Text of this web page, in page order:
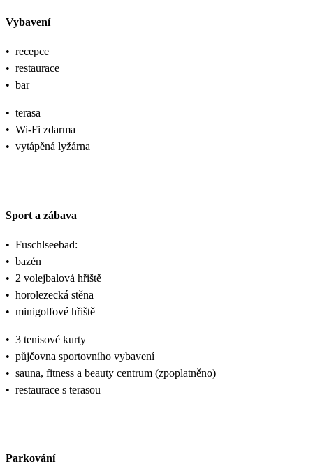
Vybavení
• recepce
• restaurace
• bar
• terasa
• Wi-Fi zdarma
• vytápěná lyžárna
Sport a zábava
• Fuschlseebad:
• bazén
• 2 volejbalová hřiště
• horolezecká stěna
• minigolfové hřiště
• 3 tenisové kurty
• půjčovna sportovního vybavení
• sauna, fitness a beauty centrum (zpoplatněno)
• restaurace s terasou
Parkování